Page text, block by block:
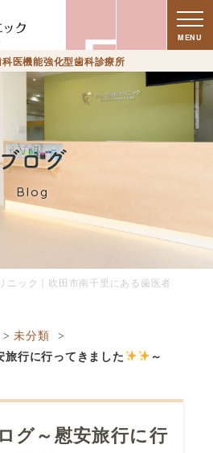
療
時
MENU
医機能強化型歯科診療所
ブログ
Blog
ニック｜吹田市南千里にある歯医者
未分類
旅行に行ってきました
～
グ～慰安旅行に行